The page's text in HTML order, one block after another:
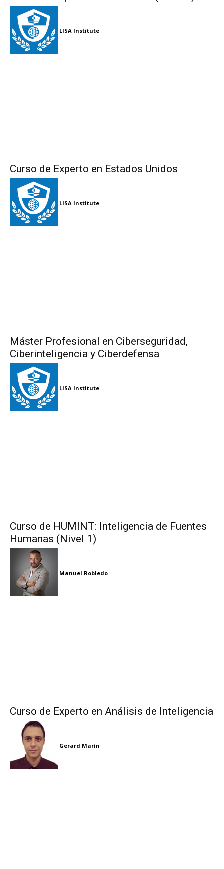
LISA Institute
Curso de Experto en Estados Unidos
LISA Institute
Máster Profesional en Ciberseguridad,
Ciberinteligencia y Ciberdefensa
LISA Institute
Curso de HUMINT: Inteligencia de Fuentes
Humanas (Nivel 1)
Manuel Robledo
Curso de Experto en Análisis de Inteligencia
Gerard Marín